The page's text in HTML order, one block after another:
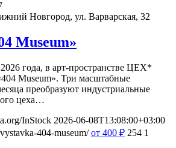
Новгород, ул. Варварская, 32
Museum»
года, в арт-пространстве ЦЕХ*
Museum». Три масштабные
преобразуют индустриальные
цеха…
InStock 2026-06-08T13:08:00+03:00
404-museum/ от 400 ₽ 254 1